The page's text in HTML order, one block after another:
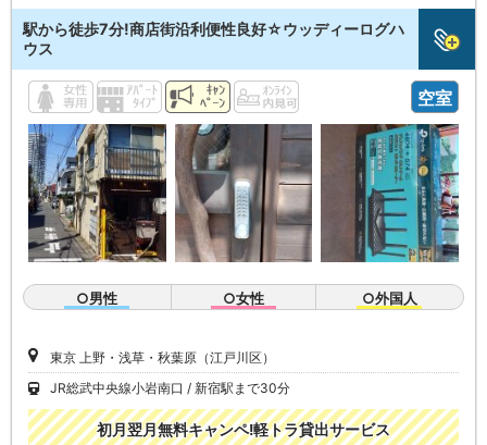
駅から徒歩7分!商店街沿利便性良好☆ウッディーログハ
ウス
空室
○男性 ○女性 ○外国人
東京 上野・浅草・秋葉原（江戸川区）
JR総武中央線小岩南口
新宿駅まで30分
初月翌月無料キャンペ!軽トラ貸出サービス